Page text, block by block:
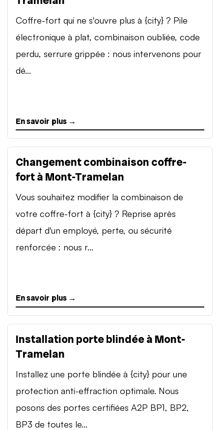
Coffre-fort qui ne s'ouvre plus à {city} ? Pile
électronique à plat, combinaison oubliée, code
perdu, serrure grippée : nous intervenons pour
dé...
En savoir plus →
Changement combinaison coffre-
fort à Mont-Tramelan
Vous souhaitez modifier la combinaison de
votre coffre-fort à {city} ? Reprise après
départ d'un employé, perte, ou sécurité
renforcée : nous r...
En savoir plus →
Installation porte blindée à Mont-
Tramelan
Installez une porte blindée à {city} pour une
protection anti-effraction optimale. Nous
posons des portes certifiées A2P BP1, BP2,
BP3 de toutes le...